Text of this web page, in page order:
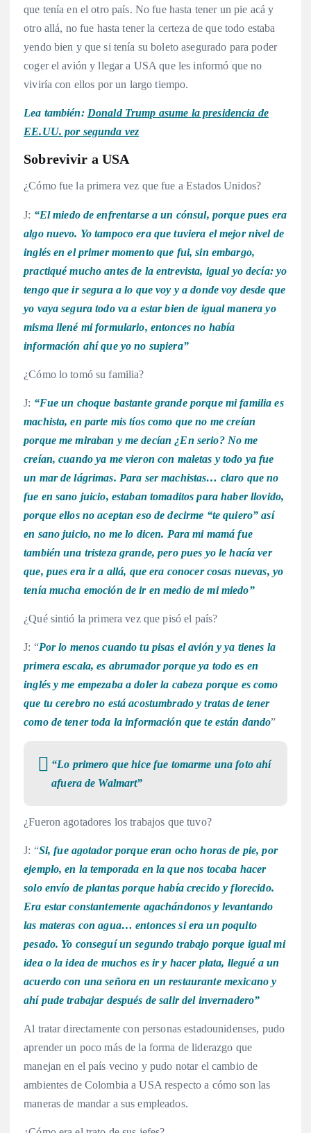
que tenía en el otro país. No fue hasta tener un pie acá y
otro allá, no fue hasta tener la certeza de que todo estaba
yendo bien y que si tenía su boleto asegurado para poder
coger el avión y llegar a USA que les informó que no
viviría con ellos por un largo tiempo.
Lea también: Donald Trump asume la presidencia de
EE.UU. por segunda vez
Sobrevivir a USA
¿Cómo fue la primera vez que fue a Estados Unidos?
J: “El miedo de enfrentarse a un cónsul, porque pues era
algo nuevo. Yo tampoco era que tuviera el mejor nivel de
inglés en el primer momento que fui, sin embargo,
practiqué mucho antes de la entrevista, igual yo decía: yo
tengo que ir segura a lo que voy y a donde voy desde que
yo vaya segura todo va a estar bien de igual manera yo
misma llené mi formulario, entonces no había
información ahí que yo no supiera”
¿Cómo lo tomó su familia?
J: “Fue un choque bastante grande porque mi familia es
machista, en parte mis tíos como que no me creían
porque me miraban y me decían ¿En serio? No me
creían, cuando ya me vieron con maletas y todo ya fue
un mar de lágrimas. Para ser machistas… claro que no
fue en sano juicio, estaban tomaditos para haber llovido,
porque ellos no aceptan eso de decirme “te quiero” así
en sano juicio, no me lo dicen. Para mi mamá fue
también una tristeza grande, pero pues yo le hacía ver
que, pues era ir a allá, que era conocer cosas nuevas, yo
tenía mucha emoción de ir en medio de mi miedo”
¿Qué sintió la primera vez que pisó el país?
J: “Por lo menos cuando tu pisas el avión y ya tienes la
primera escala, es abrumador porque ya todo es en
inglés y me empezaba a doler la cabeza porque es como
que tu cerebro no está acostumbrado y tratas de tener
como de tener toda la información que te están dando”
“Lo primero que hice fue tomarme una foto ahí
afuera de Walmart”
¿Fueron agotadores los trabajos que tuvo?
J: “Si, fue agotador porque eran ocho horas de pie, por
ejemplo, en la temporada en la que nos tocaba hacer
solo envío de plantas porque había crecido y florecido.
Era estar constantemente agachándonos y levantando
las materas con agua… entonces si era un poquito
pesado. Yo conseguí un segundo trabajo porque igual mi
idea o la idea de muchos es ir y hacer plata, llegué a un
acuerdo con una señora en un restaurante mexicano y
ahí pude trabajar después de salir del invernadero”
Al tratar directamente con personas estadounidenses, pudo
aprender un poco más de la forma de liderazgo que
manejan en el país vecino y pudo notar el cambio de
ambientes de Colombia a USA respecto a cómo son las
maneras de mandar a sus empleados.